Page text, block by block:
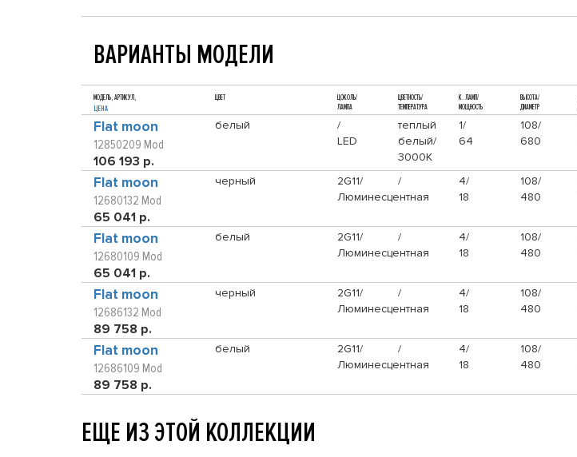
ВАРИАНТЫ МОДЕЛИ
МОДЕЛЬ, АРТИКУЛ,
ЦЕНА
ЦВЕТ
ЦОКОЛЬ/
ЛАМПА
ЦВЕТНОСТЬ/
ТЕМПЕРАТУРА
К. ЛАМП/
МОЩНОСТЬ
ВЫСОТА/
ДИАМЕТР
Flat moon
12850209 Mod
106 193 р.
белый
/
LED
теплый
белый/
3000К
1/
64
108/
680
Flat moon
12680132 Mod
65 041 р.
черный
2G11/
Люминесцентная
/
4/
18
108/
480
Flat moon
12680109 Mod
65 041 р.
белый
2G11/
Люминесцентная
/
4/
18
108/
480
Flat moon
12686132 Mod
89 758 р.
черный
2G11/
Люминесцентная
/
4/
18
108/
480
Flat moon
12686109 Mod
89 758 р.
белый
2G11/
Люминесцентная
/
4/
18
108/
480
ЕЩЕ ИЗ ЭТОЙ КОЛЛЕКЦИИ